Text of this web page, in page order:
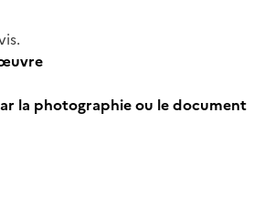
la photographie ou le document